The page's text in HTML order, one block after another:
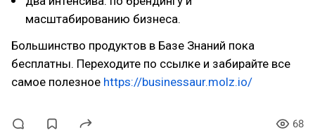
масштабированию бизнеса.
Большинство продуктов в Базе Знаний пока
бесплатны. Переходите по ссылке и забирайте все
самое полезное https://businessaur.molz.io/
68